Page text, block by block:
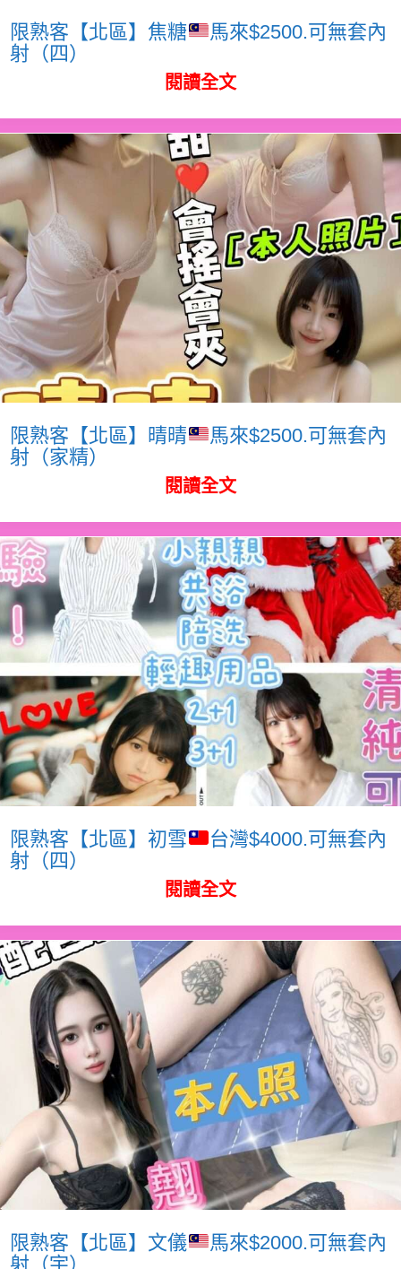
限熟客【北區】焦糖
馬來$2500.可無套內
射（四）
閱讀全文
限熟客【北區】晴晴
馬來$2500.可無套內
射（家精）
閱讀全文
限熟客【北區】初雪
台灣$4000.可無套內
射（四）
閱讀全文
限熟客【北區】文儀
馬來$2000.可無套內
射（宇）